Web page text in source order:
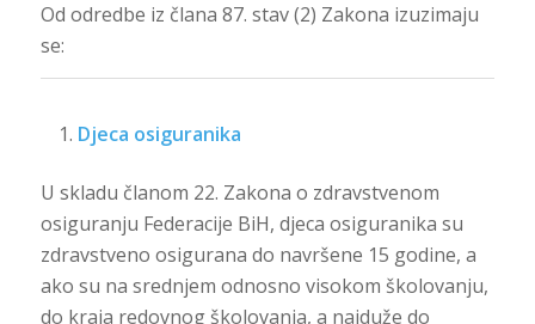
Od odredbe iz člana 87. stav (2) Zakona izuzimaju
se:
Djeca osiguranika
U skladu članom 22. Zakona o zdravstvenom
osiguranju Federacije BiH, djeca osiguranika su
zdravstveno osigurana do navršene 15 godine, a
ako su na srednjem odnosno visokom školovanju,
do kraja redovnog školovanja, a najduže do